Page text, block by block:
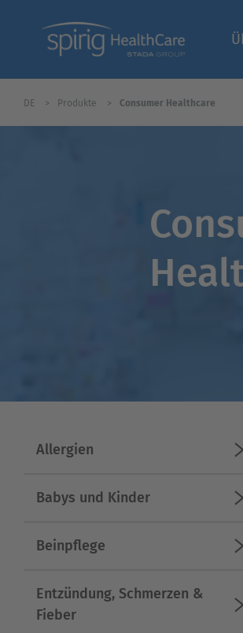
DE Produkte Consumer Healthcare
Allergien
Babys und Kinder
Beinpflege
Entzündung, Schmerzen &
Fieber